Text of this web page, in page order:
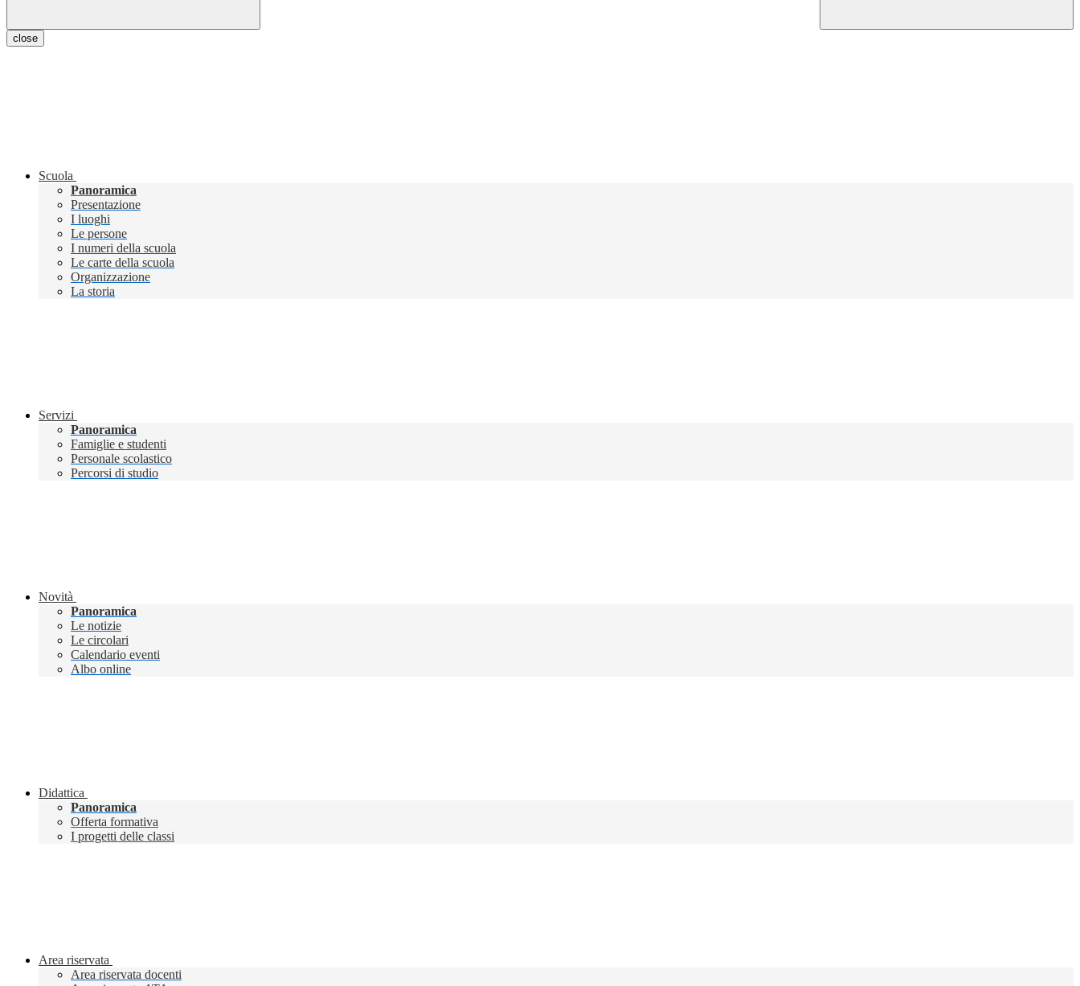
close
Scuola
Panoramica
Presentazione
I luoghi
Le persone
I numeri della scuola
Le carte della scuola
Organizzazione
La storia
Servizi
Panoramica
Famiglie e studenti
Personale scolastico
Percorsi di studio
Novità
Panoramica
Le notizie
Le circolari
Calendario eventi
Albo online
Didattica
Panoramica
Offerta formativa
I progetti delle classi
Area riservata
Area riservata docenti